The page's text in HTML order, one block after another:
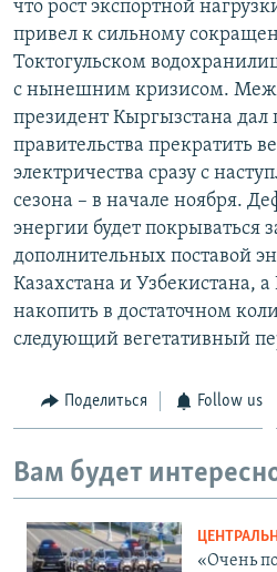
что рост экспортной
привел к сильному
Токтогульском
с нынешним кризисом.
президент Кыргызстана дал
правительства прекратить
электричества сразу с
сезона – в начале ноября.
энергии будет покрываться
дополнительных поставой
Казахстана и Узбекистана,
накопить в достаточном
следующий вегетативный
Поделиться Follow us
Вам будет
«Очень